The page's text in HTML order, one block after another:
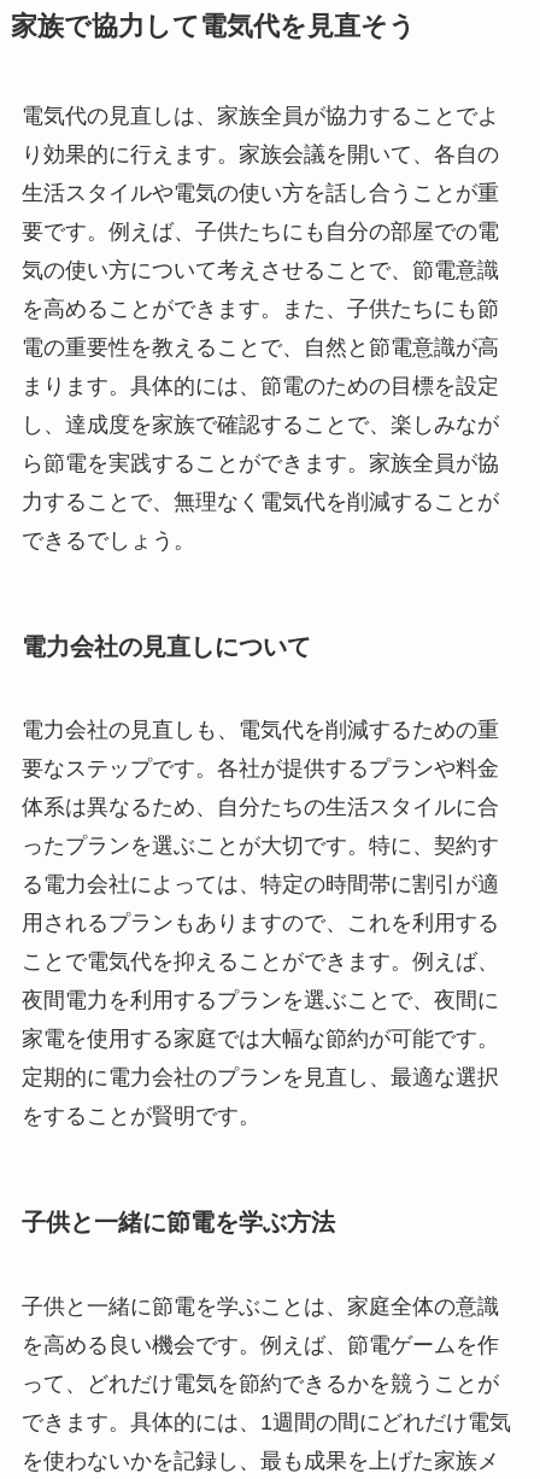
家族で協力して電気代を見直そう
電気代の見直しは、家族全員が協力することでよ
り効果的に行えます。家族会議を開いて、各自の
生活スタイルや電気の使い方を話し合うことが重
要です。例えば、子供たちにも自分の部屋での電
気の使い方について考えさせることで、節電意識
を高めることができます。また、子供たちにも節
電の重要性を教えることで、自然と節電意識が高
まります。具体的には、節電のための目標を設定
し、達成度を家族で確認することで、楽しみなが
ら節電を実践することができます。家族全員が協
力することで、無理なく電気代を削減することが
できるでしょう。
電力会社の見直しについて
電力会社の見直しも、電気代を削減するための重
要なステップです。各社が提供するプランや料金
体系は異なるため、自分たちの生活スタイルに合
ったプランを選ぶことが大切です。特に、契約す
る電力会社によっては、特定の時間帯に割引が適
用されるプランもありますので、これを利用する
ことで電気代を抑えることができます。例えば、
夜間電力を利用するプランを選ぶことで、夜間に
家電を使用する家庭では大幅な節約が可能です。
定期的に電力会社のプランを見直し、最適な選択
をすることが賢明です。
子供と一緒に節電を学ぶ方法
子供と一緒に節電を学ぶことは、家庭全体の意識
を高める良い機会です。例えば、節電ゲームを作
って、どれだけ電気を節約できるかを競うことが
できます。具体的には、1週間の間にどれだけ電気
を使わないかを記録し、最も成果を上げた家族メ